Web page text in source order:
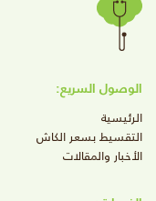
الوصول السريع:
الرئيسية
التقسيط بسعر الكاش
الأخبار والمقالات